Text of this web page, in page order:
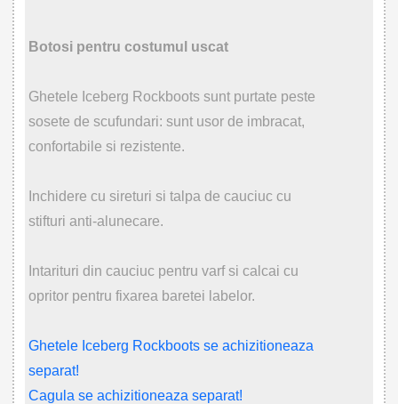
Botosi pentru costumul uscat
Ghetele Iceberg Rockboots sunt purtate peste
sosete de scufundari: sunt usor de imbracat,
confortabile si rezistente.
Inchidere cu sireturi si talpa de cauciuc cu
stifturi anti-alunecare.
Intarituri din cauciuc pentru varf si calcai cu
opritor pentru fixarea baretei labelor.
Ghetele Iceberg Rockboots se achizitioneaza
separat!
Cagula se achizitioneaza separat!